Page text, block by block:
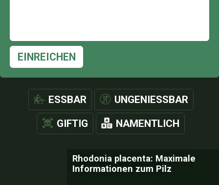
EINREICHEN
ESSBAR UNGENIESSBAR
GIFTIG NAMENTLICH
Rhodonia placenta: Maximale
Informationen zum Pilz